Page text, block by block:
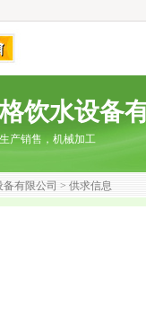
饮水设备
产销售，机械加工
有限公司 > 供求信息